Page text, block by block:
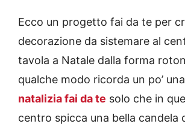
Ecco un progetto fai da te per
decorazione da sistemare al
tavola a Natale dalla forma
qualche modo ricorda un po’ una
natalizia fai da te solo che in
centro spicca una bella candela